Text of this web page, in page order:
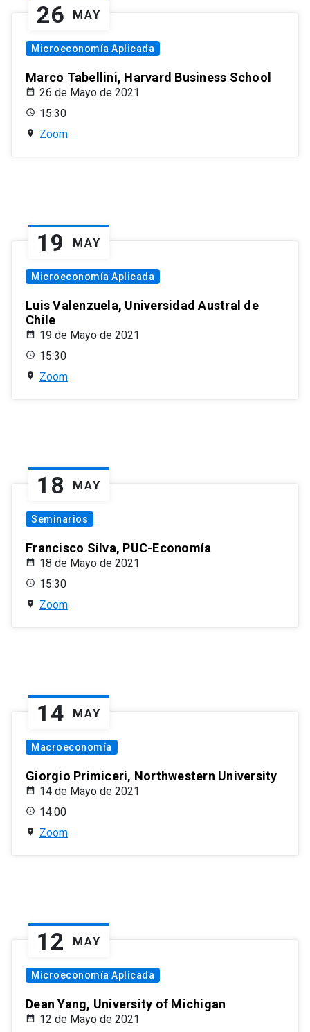
26 MAY
Microeconomía Aplicada
Marco Tabellini, Harvard Business School
26 de Mayo de 2021
15:30
Zoom
19 MAY
Microeconomía Aplicada
Luis Valenzuela, Universidad Austral de
Chile
19 de Mayo de 2021
15:30
Zoom
18 MAY
Seminarios
Francisco Silva, PUC-Economía
18 de Mayo de 2021
15:30
Zoom
14 MAY
Macroeconomía
Giorgio Primiceri, Northwestern University
14 de Mayo de 2021
14:00
Zoom
12 MAY
Microeconomía Aplicada
Dean Yang, University of Michigan
12 de Mayo de 2021